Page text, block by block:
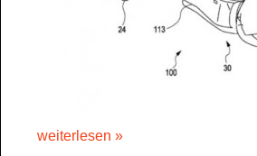
weiterlesen »